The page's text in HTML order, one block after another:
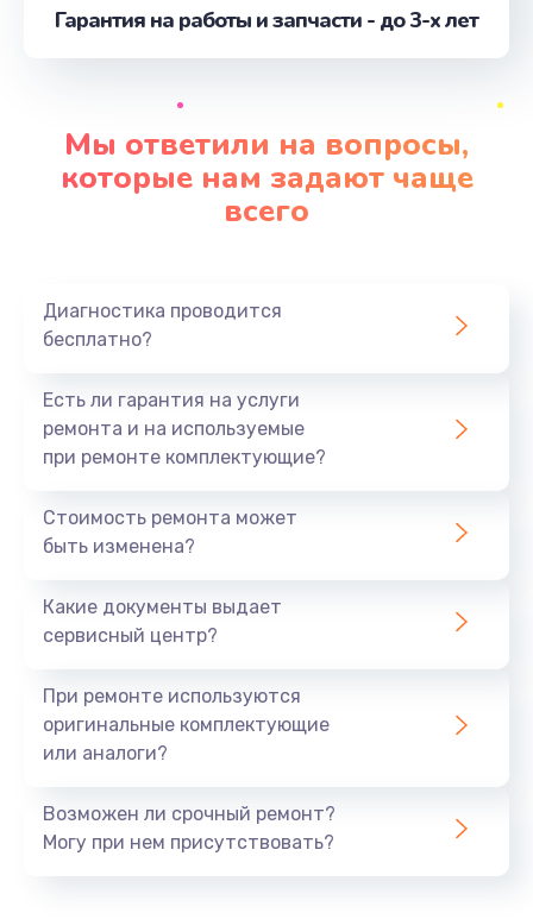
Ремонт кнопки
от 500 руб.
Замена корпусных элементов
от 2800 руб.
Заказать
от 520 руб.
от 3900 руб.
Устранение короткого замыкания
Заказать
Замена процессора
от 500 руб.
Гарантия на работы и запчасти - до 3-х лет
Мы ответили на вопросы,
которые нам задают чаще
всего
Диагностика проводится
бесплатно?
Есть ли гарантия на услуги
ремонта и на используемые
при ремонте комплектующие?
Стоимость ремонта может
быть изменена?
Какие документы выдает
сервисный центр?
При ремонте используются
оригинальные комплектующие
или аналоги?
Возможен ли срочный ремонт?
Могу при нем присутствовать?